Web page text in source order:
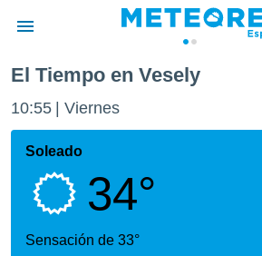
de
por
que se
calidad.
a este
las
El Tiempo en Vesely
10:55 Viernes
Soleado
34°
Sensación de 33°